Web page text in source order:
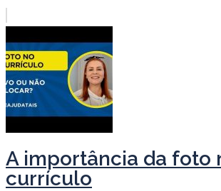
A importância da foto
currículo